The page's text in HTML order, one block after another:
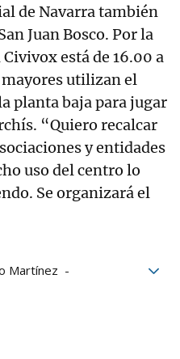
de Navarra también
Juan Bosco. Por la
está de 16.00 a
utilizan el
planta baja para jugar
“Quiero recalcar
y entidades
uso del centro lo
Se organizará el
Martínez